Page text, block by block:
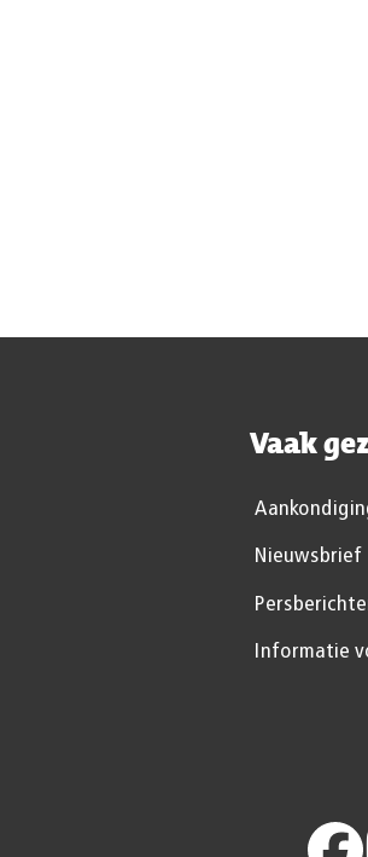
Vaak
Nieuwsbrief
Informatie